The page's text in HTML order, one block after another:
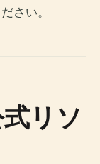
さい。
リソ